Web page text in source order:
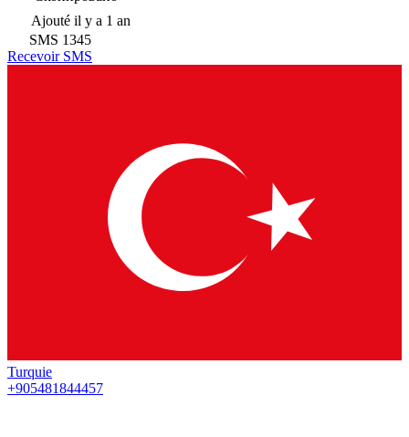
Ajouté il y a 1 an
SMS 1345
Recevoir SMS
Turquie
+905481844457